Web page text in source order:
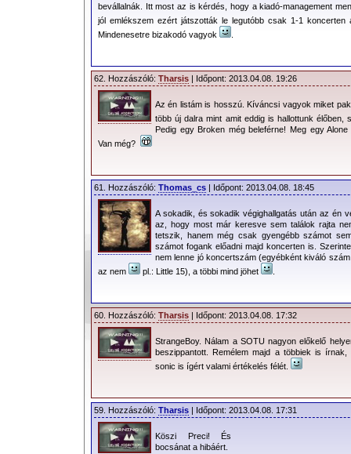
bevállalnák. Itt most az is kérdés, hogy a kiadó-management
jól emlékszem ezért játszották le legutóbb csak 1-1
Mindenesetre bizakodó vagyok
62. Hozzászóló: Tharsis | Időpont: 2013.04.08. 19:26
Az én listám is hosszú. Kíváncsi vagyok miket
több új dalra mint amit eddig is hallottunk
Pedig egy Broken még beleférne! Meg egy
Van még?
61. Hozzászóló: Thomas_cs | Időpont: 2013.04.08. 18:45
A sokadik, és sokadik végighallgatás után az én
az, hogy most már keresve sem találok rajta
tetszik, hanem még csak gyengébb számot
számot fogank előadni majd koncerten is.
nem lenne jó koncertszám (egyébként kiváló
az nem
pl.: Little 15), a többi mind jöhet
60. Hozzászóló: Tharsis | Időpont: 2013.04.08. 17:32
StrangeBoy. Nálam a SOTU nagyon előkelő
beszippantott. Remélem majd a többiek is
sonic is ígért valami értékelés félét.
59. Hozzászóló: Tharsis | Időpont: 2013.04.08. 17:31
Köszi Preci! És
bocsánat a hibáért.